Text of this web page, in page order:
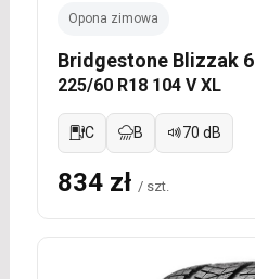
Opona zimowa
Bridgestone Blizzak 6
225/60 R18 104 V XL
C B 70 dB
834 zł / szt.